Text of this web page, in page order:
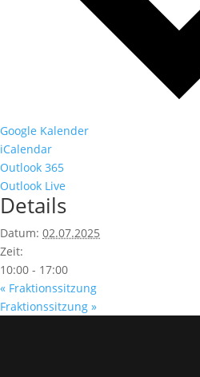
Google Kalender
iCalendar
Outlook 365
Outlook Live
Details
Datum: 02.07.2025
Zeit:
10:00 - 17:00
« Fraktionssitzung
Fraktionssitzung »